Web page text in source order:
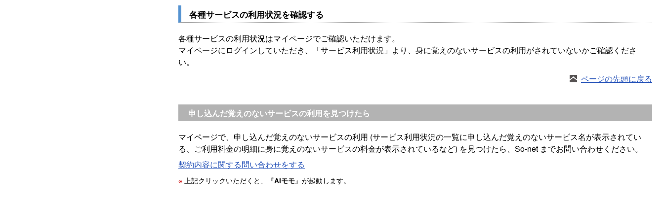
各種サービスの利用状況を確認する
各種サービスの利用状況はマイページでご確認いただけます。
マイページにログインしていただき、「サービス利用状況」より、身に覚えのないサービスの利用がされていないかご確認くださ
い。
ページの先頭に戻る
申し込んだ覚えのないサービスの利用を見つけたら
マイページで、申し込んだ覚えのないサービスの利用 (サービス利用状況の一覧に申し込んだ覚えのないサービス名が表示されてい
る、ご利用料金の明細に身に覚えのないサービスの料金が表示されているなど) を見つけたら、So-net までお問い合わせください。
契約内容に関する問い合わせをする
※ 上記クリックいただくと、『AIモモ』が起動します。